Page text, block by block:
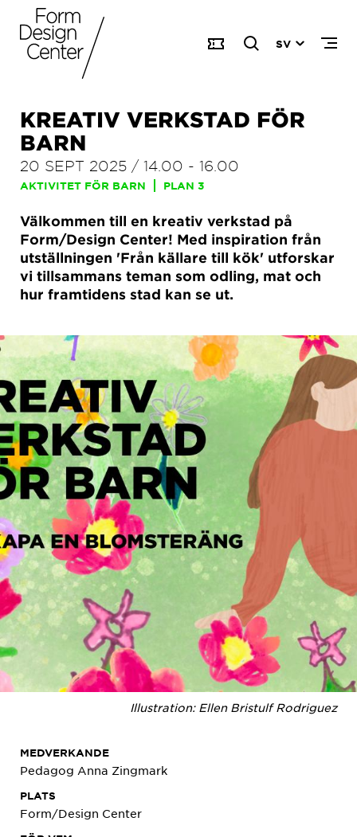
SV
KREATIV VERKSTAD FÖR
BARN
20 SEPT 2025 / 14.00 - 16.00
AKTIVITET FÖR BARN PLAN 3
Välkommen till en kreativ verkstad på
Form/Design Center! Med inspiration från
utställningen 'Från källare till kök' utforskar
vi tillsammans teman som odling, mat och
hur framtidens stad kan se ut.
Illustration: Ellen Bristulf Rodriguez
MEDVERKANDE
Pedagog Anna Zingmark
PLATS
Form/Design Center